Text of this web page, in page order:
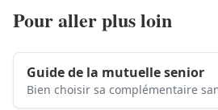
Pour aller plus loin
Guide de la mutuelle senior
Bien choisir sa complémentaire